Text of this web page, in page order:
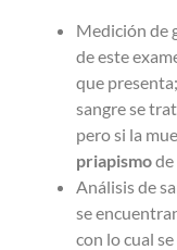
Medición de
de este
que
sangre se
pero si la
priapismo
Análisis de
se
con lo cual